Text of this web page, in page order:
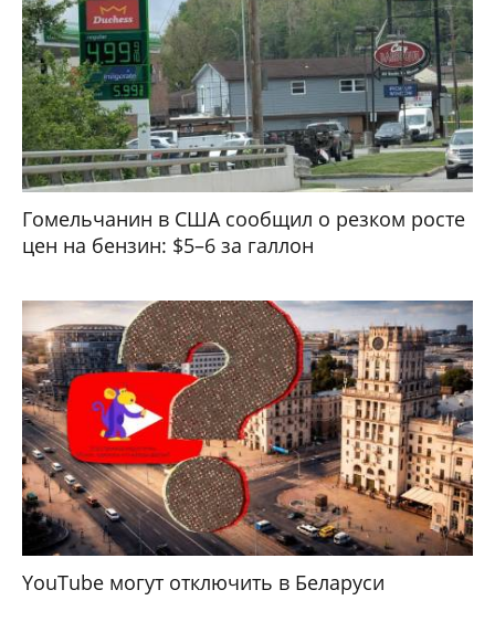
Гомельчанин в США сообщил о резком росте
цен на бензин: $5–6 за галлон
YouTube могут отключить в Беларуси